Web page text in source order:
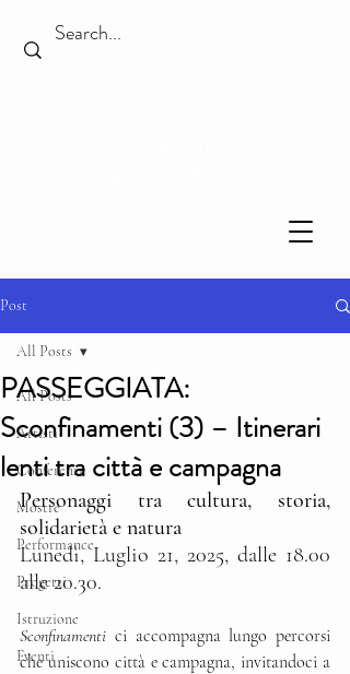
Post
All Posts
Artisti
Conferenze
Mostre
Performance
Progetti
Istruzione
Eventi
All Posts
PASSEGGIATA:
Sconfinamenti (3) – Itinerari
lenti tra città e campagna
Personaggi tra cultura, storia,
solidarietà e natura
Lunedì, Luglio 21, 2025, dalle 18.00
alle 20.30.
Sconfinamenti ci accompagna lungo percorsi
che uniscono città e campagna, invitandoci a